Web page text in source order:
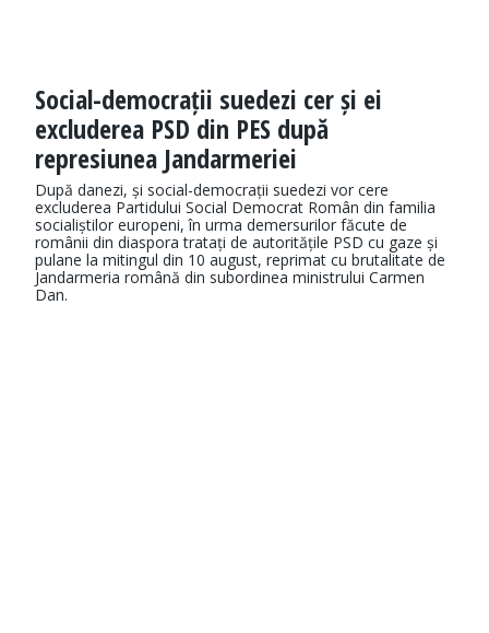
Social-democrații suedezi cer și ei
excluderea PSD din PES după
represiunea Jandarmeriei
După danezi, și social-democrații suedezi vor cere
excluderea Partidului Social Democrat Român din familia
socialiștilor europeni, în urma demersurilor făcute de
românii din diaspora tratați de autoritățile PSD cu gaze și
pulane la mitingul din 10 august, reprimat cu brutalitate de
Jandarmeria română din subordinea ministrului Carmen
Dan.